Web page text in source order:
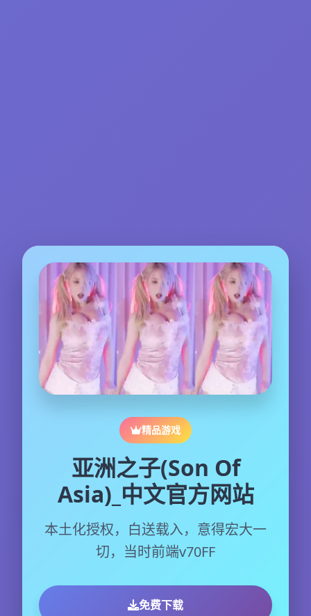
精品游戏
亚洲之子(Son Of
Asia)_中文官方网站
本土化授权，白送载入，意得宏大一
切，当时前端v70FF
免费下载